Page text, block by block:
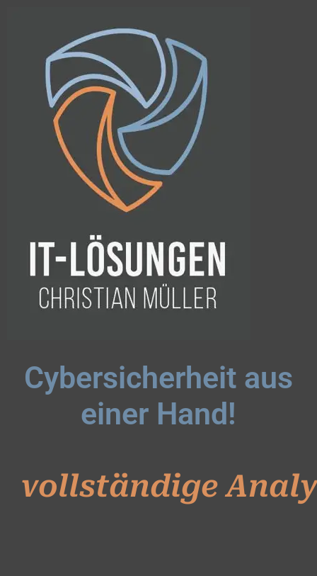
Cybersicherheit aus
einer Hand!
vollständige Analy